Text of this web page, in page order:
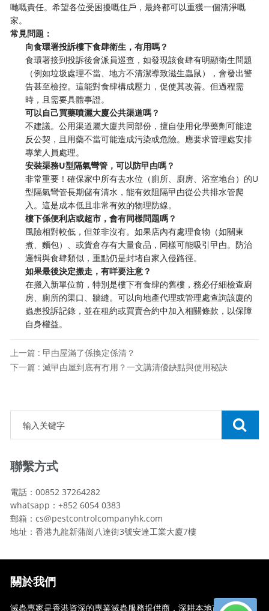
哋嘅責任。希望各位受困擾嘅住戶，最終都可以重獲一個清淨嘅
家。
常見問題：
向食環署投訴樓下食肆衛生，有用嗎？
食環署接到投訴後會派員巡查，如發現該食肆有明顯衛生問題
（例如垃圾處理不當、地方不清潔導致滋生蟲鼠），會發出警
告甚至檢控。這能對食肆構成壓力，促使其改善。但過程需
時，且需要具體事證。
可以自己買藥噴灑大廈公共渠道嗎？
不建議。公用渠道屬大廈共同部份，擅自使用化學藥劑可能違
反公契，且用藥不當可能造成污染或危險。應要求管理處安排
專業人員處理。
安裝渠務U型隔氣彎管，可以防曱甴嗎？
非常重要！確保家中所有去水位（廁所、廚房、浴室地台）的U
型隔氣彎管長期儲有清水，能有效阻隔曱甴從公共排水管爬
入。這是成本低且非常有效的物理防線。
樓下係便利店或超市，會有同樣問題嗎？
風險相對較低，但並非沒有。如果店內有處理食物（如關東
煮、麵包）、或貨倉存有大量食品，同樣可能吸引曱甴。防治
邏輯與食肆類似，重點仍是封堵自家入侵路徑。
如果最後決定搬走，有咩要注意？
在搬入新單位前，特別是樓下有食肆的舊樓，務必仔細檢查廚
房、廁所的渠口、牆縫。可以向地產代理或管理處查詢該廈的
蟲患投訴記錄，並在租約或買賣合約中加入相關條款，以保障
自身權益。
上一篇 : 曱甴屋滿了係換定係清？
下一篇 : 滅曱甴屋到底有冇用？一文講清優缺點與使用秘訣
聯繫方式
電話：00852 37264282
whatsapp：+852 6054 0383
郵箱：cs@pestcontrolcompanyhk.com
地址：香港九龍新蒲崗八達街3號安達工業大廈7樓
關於我們
滅蟲專家是香港資深的專業滅蟲服務提供商，深耕本地市場多年，